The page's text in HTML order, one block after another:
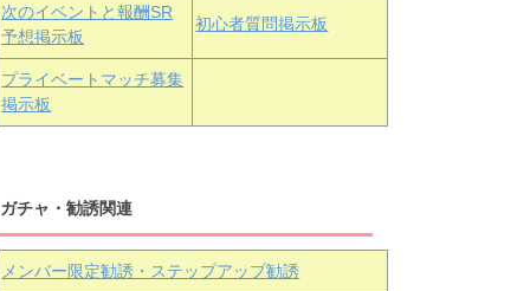
近江彼方
エマ・ヴェ
次のイベントと報酬SR
予想掲示板
初心者質問掲示板
プライベートマッチ募集
掲示板
ガチャ・勧誘関連
メンバー限定勧誘・ステップアップ勧誘